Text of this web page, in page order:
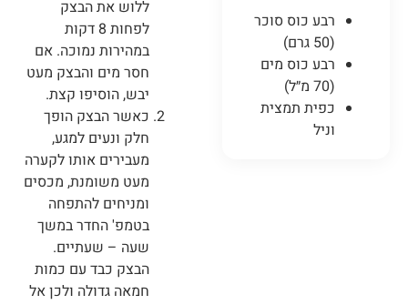
רבע כוס סוכר
(50 גרם)
רבע כוס מים
(70 מ״ל)
כפית תמצית
וניל
ללוש את הבצק
לפחות 8 דקות
במהירות נמוכה. אם
חסר מים והבצק מעט
יבש, הוסיפו קצת.
כאשר הבצק הופך
חלק ונעים למגע,
מעבירים אותו לקערה
מעט משומנת, מכסים
ומניחים להתפחה
בטמפ' החדר במשך
שעה – שעתיים.
הבצק כבד עם כמות
חמאה גדולה ולכן אל